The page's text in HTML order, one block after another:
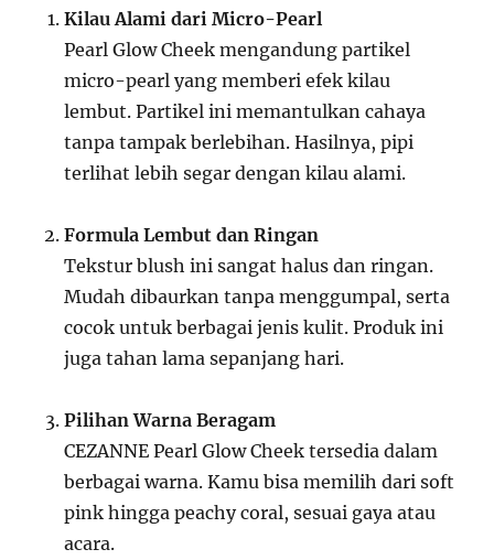
Kilau Alami dari Micro-Pearl
Pearl Glow Cheek mengandung partikel
micro-pearl yang memberi efek kilau
lembut. Partikel ini memantulkan cahaya
tanpa tampak berlebihan. Hasilnya, pipi
terlihat lebih segar dengan kilau alami.
Formula Lembut dan Ringan
Tekstur blush ini sangat halus dan ringan.
Mudah dibaurkan tanpa menggumpal, serta
cocok untuk berbagai jenis kulit. Produk ini
juga tahan lama sepanjang hari.
Pilihan Warna Beragam
CEZANNE Pearl Glow Cheek tersedia dalam
berbagai warna. Kamu bisa memilih dari soft
pink hingga peachy coral, sesuai gaya atau
acara.